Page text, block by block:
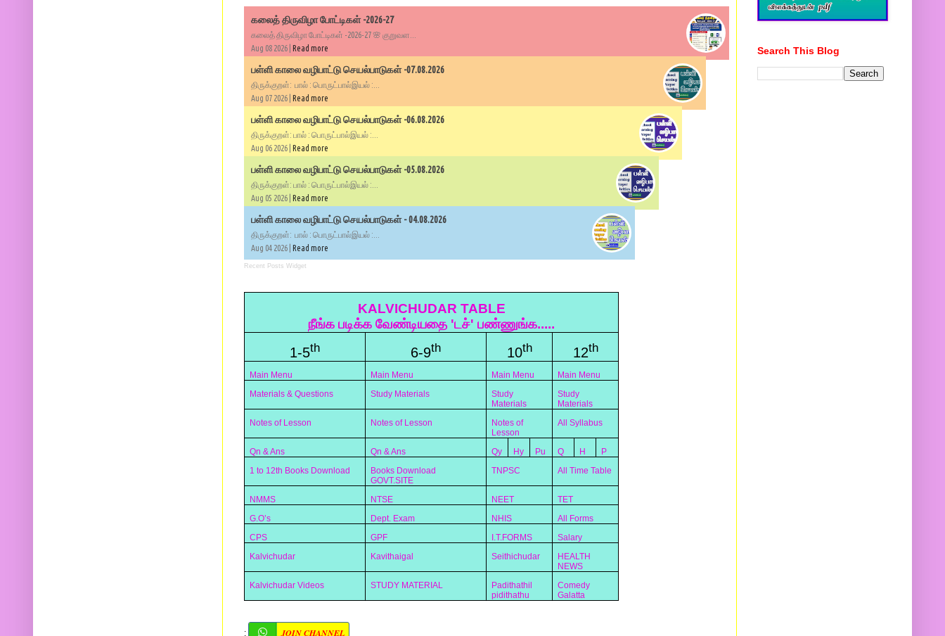
கலைத் திருவிழா போட்டிகள் -2026-27
கலைத் திருவிழா போட்டிகள் -2026-27 🌸 குறுவள...
Aug 08 2026 | Read more
பள்ளி காலை வழிபாட்டு செயல்பாடுகள் -07.08.2026
திருக்குறள்: பால் : பொருட்பால்இயல் :...
Aug 07 2026 | Read more
பள்ளி காலை வழிபாட்டு செயல்பாடுகள் -06.08.2026
திருக்குறள்: பால் : பொருட்பால்இயல் :...
Aug 06 2026 | Read more
பள்ளி காலை வழிபாட்டு செயல்பாடுகள் -05.08.2026
திருக்குறள்: பால் : பொருட்பால்இயல் :...
Aug 05 2026 | Read more
பள்ளி காலை வழிபாட்டு செயல்பாடுகள் - 04.08.2026
திருக்குறள்: பால் : பொருட்பால்இயல் :...
Aug 04 2026 | Read more
Recent Posts Widget
KALVICHUDAR TABLE
நீங்க படிக்க வேண்டியதை 'டச்' பண்ணுங்க.....
1-5th 6-9th 10th 12th
Main Menu Main Menu Main Menu
Main Menu
Materials & Questions
Study Materials
Study
Materials
Study
Materials
Notes of Lesson
Notes of Lesson
Notes of
Lesson
All Syllabus
Qn & Ans Qn & Ans Qy Hy Pu Q H
P
1 to 12th Books Download
Books Download
GOVT.SITE
TNPSC All Time Table
NMMS NTSE NEET
TET
G.O’s
Dept. Exam NHIS
All Forms
CPS
GPF I.T.FORMS
Salary
Kalvichudar
Kavithaigal Seithichudar
HEALTH
NEWS
Kalvichudar Videos
STUDY MATERIAL
Padithathil
pidithathu
Comedy
Galatta
: JOIN CHANNEL
Search This Blog